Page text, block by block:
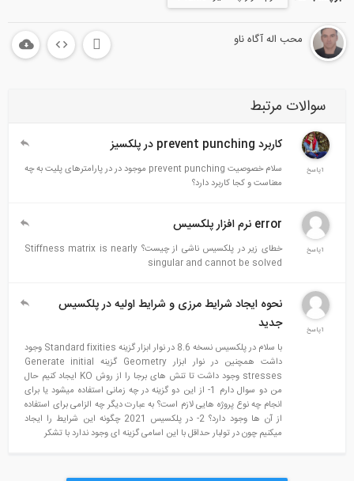
محب اله آگاه ناو
سوالات مرتبط
کاربرد prevent punching در پلکسیز
سلام خصوصیت prevent punching موجود در در پارامترهای پلیت به چه
معناست و کجا کاربرد دارد؟
error نرم افزار پلکسیس
خطای زیر در پلکسیس ناشی از چیست؟ Stiffness matrix is nearly
singular and cannot be solved
نحوه ایجاد شرایط مرزی و شرایط اولیه در پلکسیس
جدید
با سلام در پلکسیس نسخه 8.6 در نوار ابزار گزینه Standard fixities وجود
داشت همچنین در نوار ابزار Geometry گزینه Generate initial
stresses وجود داشت تا تنش های برجا را از روش KO ایجاد کنیم حال
من دو سوال دارم 1- از این دو گزینه در چه زمانی استفاده میشود یا برای
انجام چه نوع پروژه هایی لازم است؟ به عبارت دیگر چه الزامی برای استفاده
از آن ها وجود دارد؟ 2- در پلکسیس 2021 چگونه این شرایط را ایجاد
میکنیم چون در تولبار حداقل با این اسامی گزینه ای وجود ندارد با تشکر